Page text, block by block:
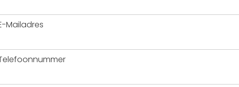
Mailadres